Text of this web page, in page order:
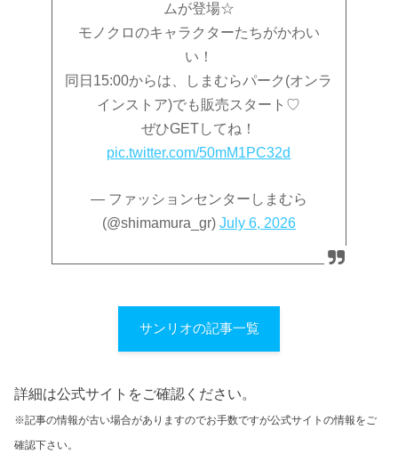
ムが登場☆
モノクロのキャラクターたちがかわい
い！
同日15:00からは、しまむらパーク(オンラ
インストア)でも販売スタート♡
ぜひGETしてね！
pic.twitter.com/50mM1PC32d
— ファッションセンターしまむら
(@shimamura_gr) July 6, 2026
サンリオの記事一覧
詳細は公式サイトをご確認ください。
※記事の情報が古い場合がありますのでお手数ですが公式サイトの情報をご
確認下さい。